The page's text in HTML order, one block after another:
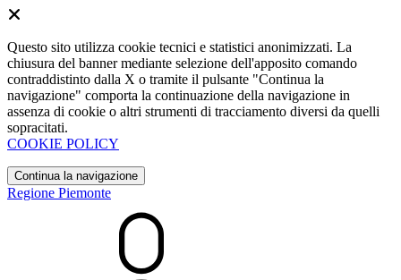
Questo sito utilizza cookie tecnici e statistici anonimizzati. La
chiusura del banner mediante selezione dell'apposito comando
contraddistinto dalla X o tramite il pulsante "Continua la
navigazione" comporta la continuazione della navigazione in
assenza di cookie o altri strumenti di tracciamento diversi da quelli
sopracitati.
COOKIE POLICY
Continua la navigazione
Regione Piemonte